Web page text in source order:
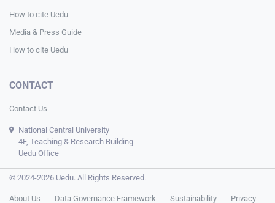
How to cite Uedu
Media & Press Guide
How to cite Uedu
CONTACT
Contact Us
National Central University
4F, Teaching & Research Building
Uedu Office
© 2024-2026 Uedu. All Rights Reserved.
About Us Data Governance Framework Sustainability Privacy